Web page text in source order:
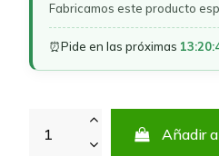
Fabricamos este producto
⏰Pide en las próximas
Añadir